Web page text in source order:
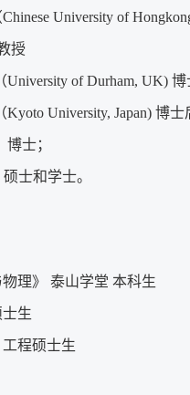
University of
授
University of Durham, UK) 博
University, Japan) 博士
博士；
士和学士。
物理》 泰山学堂 本科生
士生
工程硕士生